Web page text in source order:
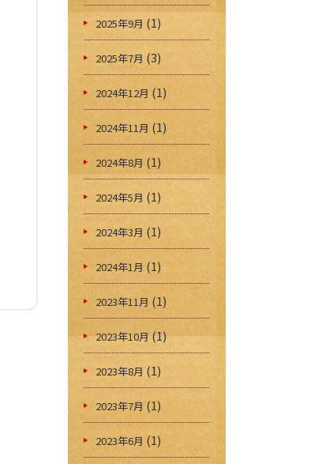
2025年9月 (1)
2025年7月 (3)
2024年12月 (1)
2024年11月 (1)
2024年8月 (1)
2024年5月 (1)
2024年3月 (1)
2024年1月 (1)
2023年11月 (1)
2023年10月(1)
2023年8月 (1)
2023年7月 (1)
2023年6月(1)